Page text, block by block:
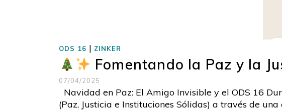
ODS 16 | ZINKER
Fomentando la Paz y la
07/04/2025
Navidad en Paz: El Amigo Invisible y el ODS 16
(Paz, Justicia e Instituciones Sólidas) a través de